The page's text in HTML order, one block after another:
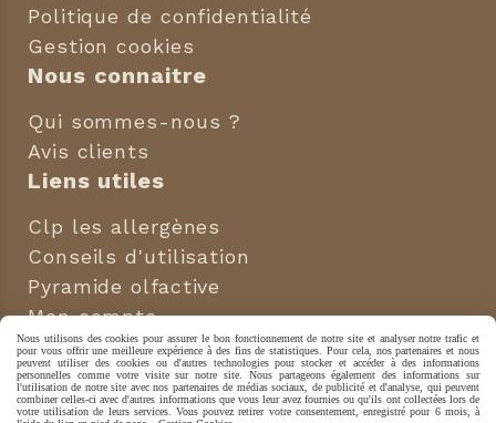
Politique de confidentialité
Gestion cookies
Nous connaitre
Qui sommes-nous ?
Avis clients
Liens utiles
Clp les allergènes
Conseils d'utilisation
Pyramide olfactive
Mon compte
Nous suivre
 
Nous utilisons des cookies pour assurer le bon fonctionnement de notre site et analyser notre trafic et
pour vous offrir une meilleure expérience à des fins de statistiques. Pour cela, nos partenaires et nous
peuvent utiliser des cookies ou d'autres technologies pour stocker et accéder à des informations
personnelles comme votre visite sur notre site. Nous partageons également des informations sur
l'utilisation de notre site avec nos partenaires de médias sociaux, de publicité et d'analyse, qui peuvent
combiner celles-ci avec d'autres informations que vous leur avez fournies ou qu'ils ont collectées lors de
votre utilisation de leurs services. Vous pouvez retirer votre consentement, enregistré pour 6 mois, à